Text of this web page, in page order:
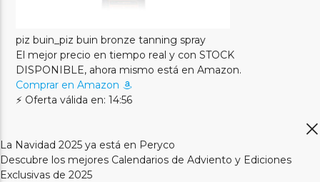
piz buin_piz buin bronze tanning spray
El mejor precio en tiempo real y con STOCK
DISPONIBLE, ahora mismo está en Amazon.
Comprar en Amazon
⚡ Oferta válida en: 14:56
La Navidad 2025 ya está en Peryco
Descubre los mejores Calendarios de Adviento y Ediciones
Exclusivas de 2025